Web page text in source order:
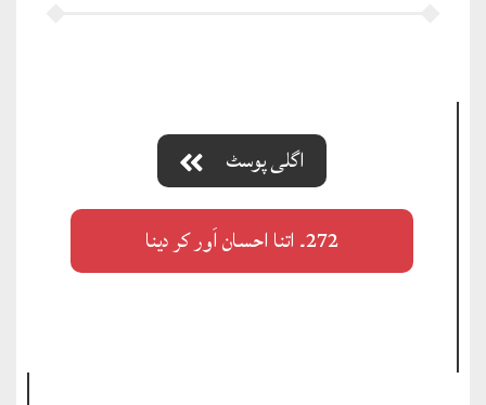
اگلی پوسٹ
272۔ اتنا احسان اَور کر دینا